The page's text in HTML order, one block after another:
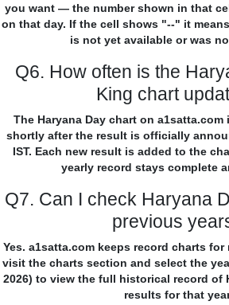
you want — the number shown in that
on that day. If the cell shows "--" it
is not yet available or was
Q6. How often is the
King chart
The Haryana Day chart on a1satta.com
shortly after the result is officially
IST. Each new result is added to the
yearly record stays complete
Q7. Can I check Haryana
previous
Yes. a1satta.com keeps record charts for
visit the charts section and select the
2026) to view the full historical record of
results for that